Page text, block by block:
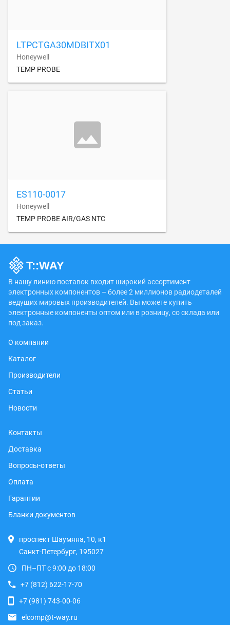
LTPCTGA30MDBITX01
Honeywell
TEMP PROBE
ES110-0017
Honeywell
TEMP PROBE AIR/GAS NTC
В нашу линию поставок входит широкий ассортимент
электронных компонентов – более 2 миллионов радиодеталей
ведущих мировых производителей. Вы можете купить
электронные компоненты оптом или в розницу, со склада или
под заказ.
О компании
Каталог
Производители
Статьи
Новости
Контакты
Доставка
Вопросы-ответы
Оплата
Гарантии
Бланки документов
проспект Шаумяна, 10, к1
Санкт-Петербург, 195027
ПН–ПТ с 9:00 до 18:00
+7 (812) 622-17-70
+7 (981) 743-00-06
elcomp@t-way.ru